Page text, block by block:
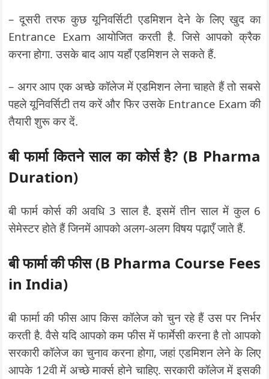
– दूसरी तरफ कुछ यूनिवर्सिटी एडमिशन देने के लिए खुद का
Entrance Exam आयोजित करती है. जिसे आपको क्रैक
करना होगा. उसके बाद आप यहाँ एडमिशन ले सकते हैं.
– अगर आप एक अच्छे कॉलेज में एडमिशन लेना चाहते हैं तो सबसे
पहले यूनिवर्सिटी तय करें और फिर उसके Entrance Exam की
तैयारी शुरू कर दें.
बी फार्मा कितने साल का कोर्स है? (B Pharma
Duration)
बी फार्म कोर्स की अवधि 3 साल है. इसमें तीन साल में कुल 6
सेमेस्टर होते हैं जिनमें आपको अलग-अलग विषय पढ़ाएँ जाते हैं.
बी फार्मा की फीस (B Pharma Course Fees
in India)
बी फार्मा की फीस आप किस कॉलेज को चुन रहे हैं उस पर निर्भर
करती है. वैसे यदि आपको कम फीस में फार्मेसी करना है तो आपको
सरकारी कॉलेज का चुनाव करना होगा, जहां एडमिशन लेने के लिए
आपके 12वी में अच्छे मार्क्स होने चाहिए. सरकारी कॉलेज में इसकी